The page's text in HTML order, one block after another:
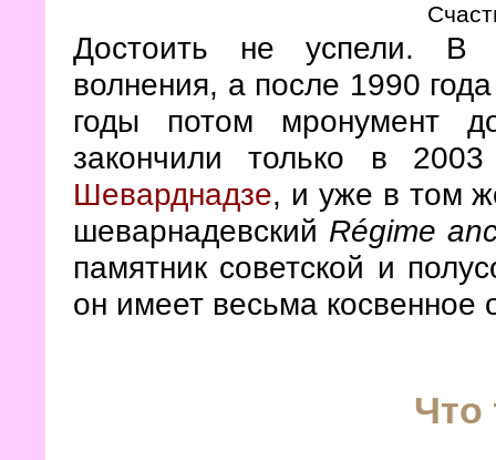
Достоить не успели. В
волнения, а после 1990
годы потом мронумент
закончили только в
Шеварднадзе, и уже в том
шеварнадевский Régime
памятник советской и
он имеет весьма
Что